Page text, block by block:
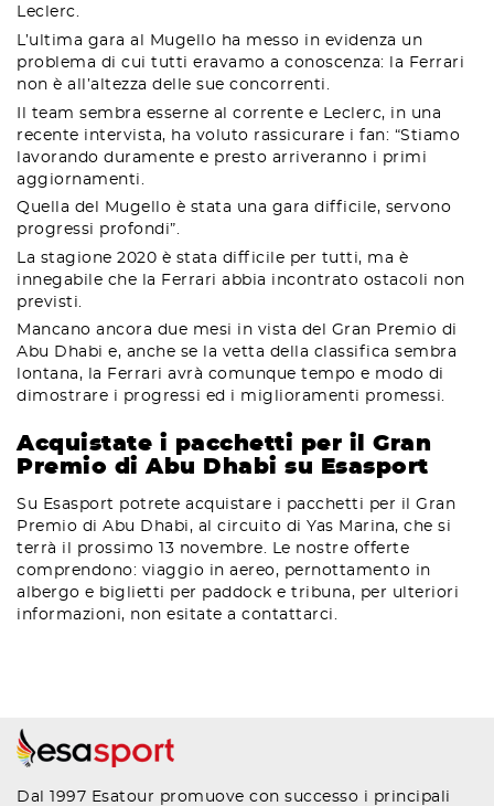
Leclerc.
L’ultima gara al Mugello ha messo in evidenza un
problema di cui tutti eravamo a conoscenza: la Ferrari
non è all’altezza delle sue concorrenti.
Il team sembra esserne al corrente e Leclerc, in una
recente intervista, ha voluto rassicurare i fan: “Stiamo
lavorando duramente e presto arriveranno i primi
aggiornamenti.
Quella del Mugello è stata una gara difficile, servono
progressi profondi”.
La stagione 2020 è stata difficile per tutti, ma è
innegabile che la Ferrari abbia incontrato ostacoli non
previsti.
Mancano ancora due mesi in vista del Gran Premio di
Abu Dhabi e, anche se la vetta della classifica sembra
lontana, la Ferrari avrà comunque tempo e modo di
dimostrare i progressi ed i miglioramenti promessi.
Acquistate i pacchetti per il Gran
Premio di Abu Dhabi su Esasport
Su Esasport potrete acquistare i pacchetti per il Gran
Premio di Abu Dhabi, al circuito di Yas Marina, che si
terrà il prossimo 13 novembre. Le nostre offerte
comprendono: viaggio in aereo, pernottamento in
albergo e biglietti per paddock e tribuna, per ulteriori
informazioni, non esitate a contattarci.
Dal 1997 Esatour promuove con successo i principali